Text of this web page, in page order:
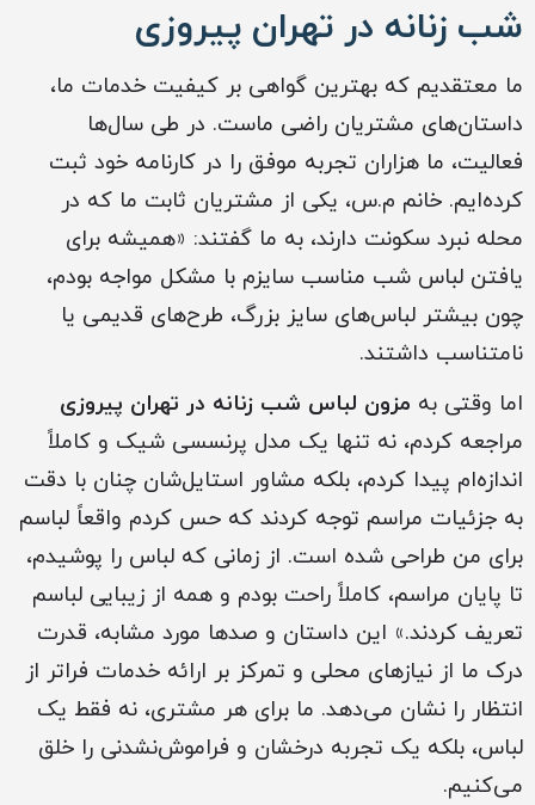
شب زنانه در تهران پیروزی
ما معتقدیم که بهترین گواهی بر کیفیت خدمات ما،
داستان‌های مشتریان راضی ماست. در طی سال‌ها
فعالیت، ما هزاران تجربه موفق را در کارنامه خود ثبت
کرده‌ایم. خانم م.س، یکی از مشتریان ثابت ما که در
محله نبرد سکونت دارند، به ما گفتند: «همیشه برای
یافتن لباس شب مناسب سایزم با مشکل مواجه بودم،
چون بیشتر لباس‌های سایز بزرگ، طرح‌های قدیمی یا
نامتناسب داشتند.
اما وقتی به مزون لباس شب زنانه در تهران پیروزی
مراجعه کردم، نه تنها یک مدل پرنسسی شیک و کاملاً
اندازه‌ام پیدا کردم، بلکه مشاور استایل‌شان چنان با دقت
به جزئیات مراسم توجه کردند که حس کردم واقعاً لباسم
برای من طراحی شده است. از زمانی که لباس را پوشیدم،
تا پایان مراسم، کاملاً راحت بودم و همه از زیبایی لباسم
تعریف کردند.» این داستان و صدها مورد مشابه، قدرت
درک ما از نیازهای محلی و تمرکز بر ارائه خدمات فراتر از
انتظار را نشان می‌دهد. ما برای هر مشتری، نه فقط یک
لباس، بلکه یک تجربه درخشان و فراموش‌نشدنی را خلق
می‌کنیم.